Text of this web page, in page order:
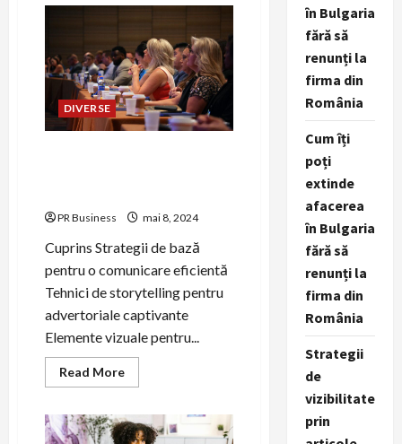
serviciului
de
distribuție
a
comunicatelor
de
presă.
DIVERSE
PR Business mai 8, 2024
Cuprins Strategii de bază
pentru o comunicare eficientă
Tehnici de storytelling pentru
advertoriale captivante
Elemente vizuale pentru...
Read MoreRead
more
eficientă
prin
în Bulgaria
fără să
renunți la
firma din
România
Cum îți
poți
extinde
afacerea
în Bulgaria
fără să
renunți la
firma din
România
Strategii
de
vizibilitate
prin